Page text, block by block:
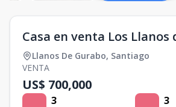
Casa en venta Los Llanos
Llanos De Gurabo, Santiago
VENTA
US$ 700,000
3 3